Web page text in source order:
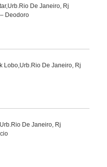
De Janeiro, Rj
Deodoro
Lobo,Urb.Rio De Janeiro, Rj
De Janeiro, Rj